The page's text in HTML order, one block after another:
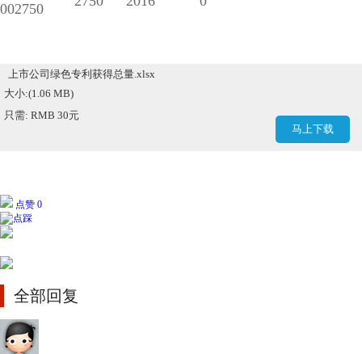
002750
上市公司绿色专利获得总量.xlsx
大小:(1.06 MB)
只需: RMB 30元
马上下载
点赞 0
全部回复